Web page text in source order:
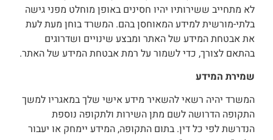
לא מתחייב ששירותיו יהיו חסינים באופן מוחלט מפני גישה
בלתי-מורשית למידע המאוחסן בהם. המשרד בוחן מעת לעת
את אבטחת המידע של האתר ומבצע שינויים ושדרוגים
בהתאם לצורך, כדי לשמור על רמת אבטחת המידע של האתר.
שמירת המידע
המשרד יהיה רשאי להשאיר מידע אישי שלך במאגריו למשך
התקופה הדרושה לשם מתן השירות ולתקופה נוספת
הנדרשת לפי כל דין. בתום התקופה, המידע יימחק או יעבור